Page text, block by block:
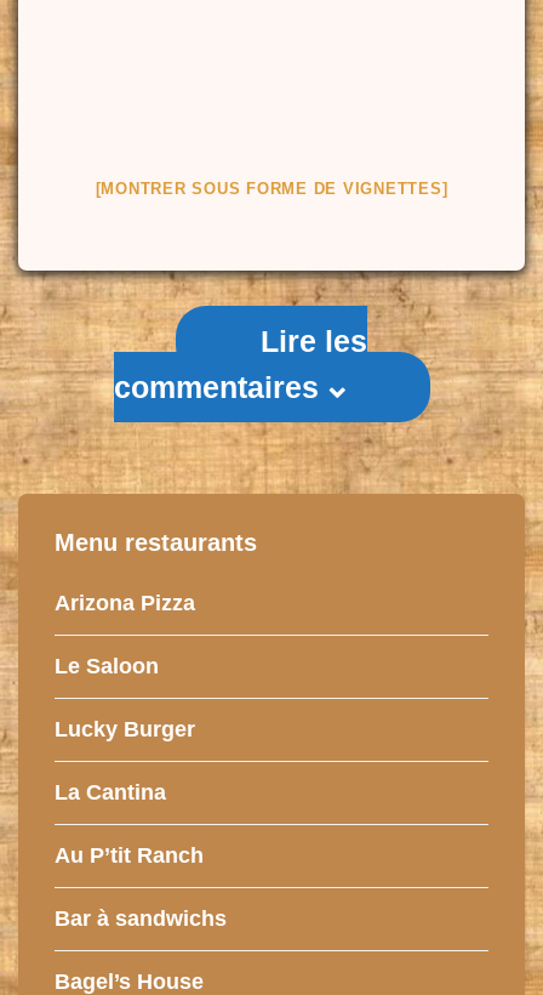
[MONTRER SOUS FORME DE VIGNETTES]
Lire les
commentaires
Menu restaurants
Arizona Pizza
Le Saloon
Lucky Burger
La Cantina
Au P’tit Ranch
Bar à sandwichs
Bagel’s House